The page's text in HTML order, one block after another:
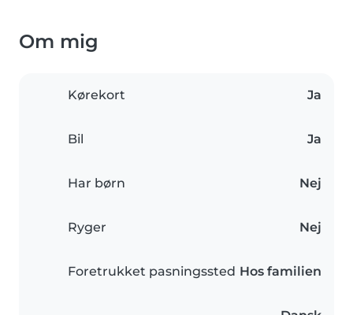
Om mig
Kørekort Ja
Bil Ja
Har børn Nej
Ryger Nej
Foretrukket pasningssted Hos familien